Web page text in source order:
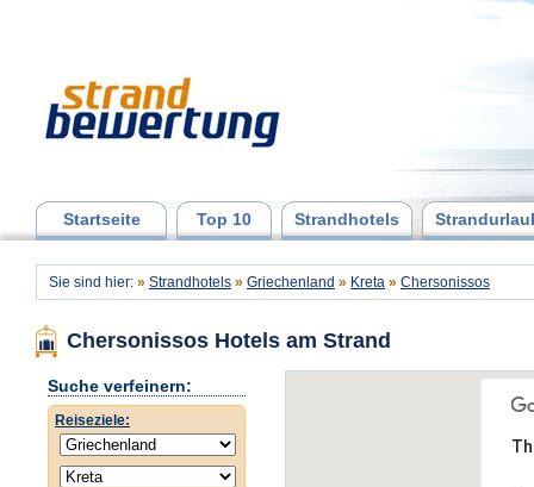
Startseite Top 10 Strandhotels
Sie sind hier: » Strandhotels » Griechenland » Kreta » Chersonissos
Chersonissos Hotels am Strand
Suche verfeinern:
Reiseziele: